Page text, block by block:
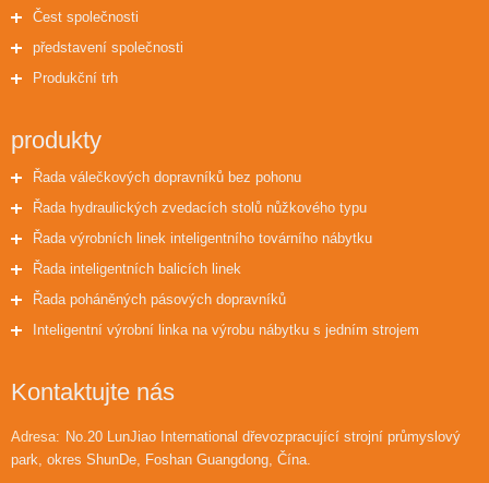
Čest společnosti
představení společnosti
Produkční trh
produkty
Řada válečkových dopravníků bez pohonu
Řada hydraulických zvedacích stolů nůžkového typu
Řada výrobních linek inteligentního továrního nábytku
Řada inteligentních balicích linek
Řada poháněných pásových dopravníků
Inteligentní výrobní linka na výrobu nábytku s jedním strojem
Kontaktujte nás
Adresa: No.20 LunJiao International dřevozpracující strojní průmyslový
park, okres ShunDe, Foshan Guangdong, Čína.